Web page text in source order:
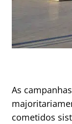
As
cometidos